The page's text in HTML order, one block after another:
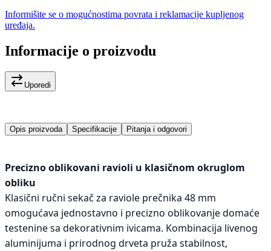
Informišite se o mogućnostima povrata i reklamacije kupljenog
uređaja.
Informacije o proizvodu
Uporedi
Opis proizvoda Specifikacije Pitanja i odgovori
Precizno oblikovani ravioli u klasičnom okruglom
obliku
Klasični ručni sekač za raviole prečnika 48 mm
omogućava jednostavno i precizno oblikovanje domaće
testenine sa dekorativnim ivicama. Kombinacija livenog
aluminijuma i prirodnog drveta pruža stabilnost,